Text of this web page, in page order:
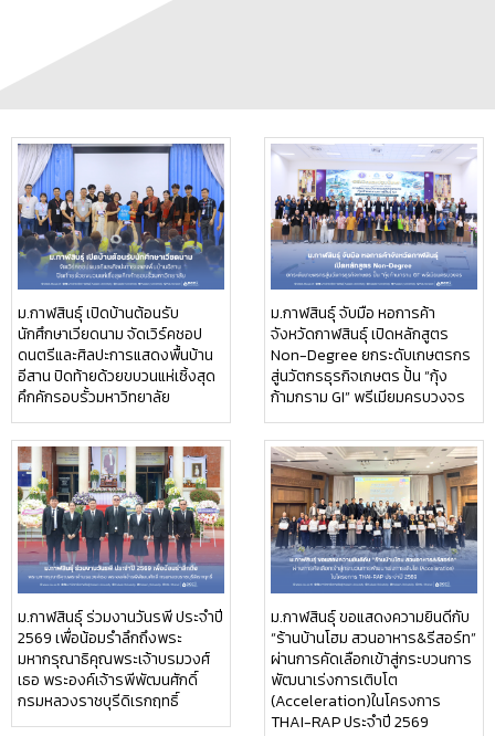
ม.กาฬสินธุ์ เปิดบ้านต้อนรับ
นักศึกษาเวียดนาม จัดเวิร์คชอป
ดนตรีและศิลปะการแสดงพื้นบ้าน
อีสาน ปิดท้ายด้วยขบวนแห่เซิ้งสุด
คึกคักรอบรั้วมหาวิทยาลัย
ม.กาฬสินธุ์ จับมือ หอการค้า
จังหวัดกาฬสินธุ์ เปิดหลักสูตร
Non-Degree ยกระดับเกษตรกร
สู่นวัตกรธุรกิจเกษตร ปั้น “กุ้ง
ก้ามกราม GI” พรีเมียมครบวงจร
ม.กาฬสินธุ์ ร่วมงานวันรพี ประจำปี
2569 เพื่อน้อมรำลึกถึงพระ
มหากรุณาธิคุณพระเจ้าบรมวงศ์
เธอ พระองค์เจ้ารพีพัฒนศักดิ์
กรมหลวงราชบุรีดิเรกฤทธิ์
ม.กาฬสินธุ์ ขอแสดงความยินดีกับ
“ร้านบ้านโฮม สวนอาหาร&รีสอร์ท”
ผ่านการคัดเลือกเข้าสู่กระบวนการ
พัฒนาเร่งการเติบโต
(Acceleration)ในโครงการ
THAI-RAP ประจำปี 2569